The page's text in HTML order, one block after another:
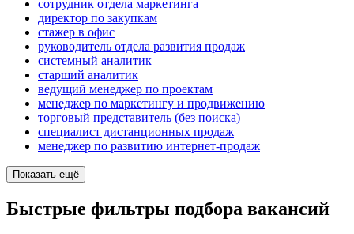
сотрудник отдела маркетинга
директор по закупкам
стажер в офис
руководитель отдела развития продаж
системный аналитик
старший аналитик
ведущий менеджер по проектам
менеджер по маркетингу и продвижению
торговый представитель (без поиска)
специалист дистанционных продаж
менеджер по развитию интернет-продаж
Показать ещё
Быстрые фильтры подбора вакансий